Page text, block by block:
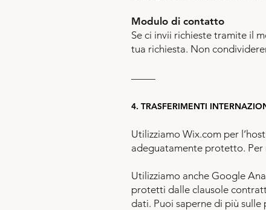
Modulo di contatto
Se ci invii richieste tramite il
tua richiesta. Non
–––––
4. TRASFERIMENTI
Utilizziamo Wix.com per
adeguatamente protetto. Per
Utilizziamo anche Google
protetti dalle clausole
dati. Puoi saperne di più